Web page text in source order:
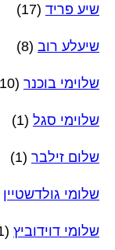
שיע פריד (17)
שיעלע רוב (8)
שלוימי בוכנר (10)
שלוימי סגל (1)
שלום זילבר (1)
שלומי גולדשטיין
שלומי דוידוביץ (1)